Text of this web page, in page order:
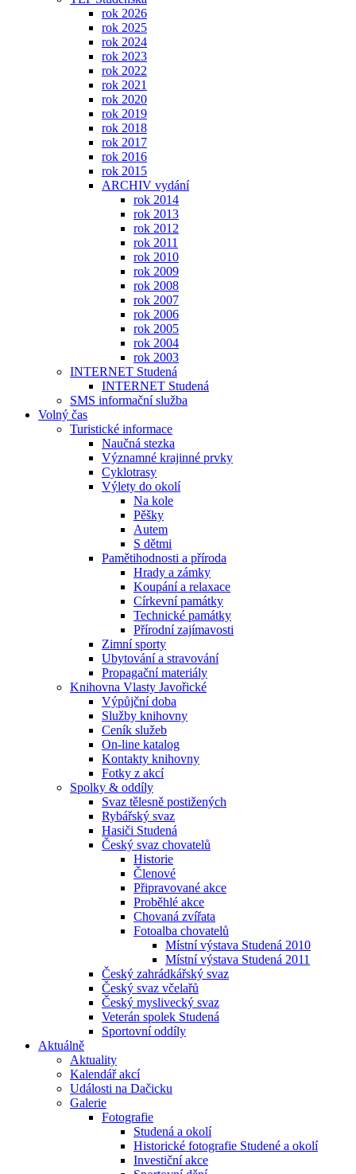
rok 2026
rok 2025
rok 2024
rok 2023
rok 2022
rok 2021
rok 2020
rok 2019
rok 2018
rok 2017
rok 2016
rok 2015
ARCHIV vydání
rok 2014
rok 2013
rok 2012
rok 2011
rok 2010
rok 2009
rok 2008
rok 2007
rok 2006
rok 2005
rok 2004
rok 2003
INTERNET Studená
INTERNET Studená
SMS informační služba
Volný čas
Turistické informace
Naučná stezka
Významné krajinné prvky
Cyklotrasy
Výlety do okolí
Na kole
Pěšky
Autem
S dětmi
Pamětihodnosti a příroda
Hrady a zámky
Koupání a relaxace
Církevní památky
Technické památky
Přírodní zajímavosti
Zimní sporty
Ubytování a stravování
Propagační materiály
Knihovna Vlasty Javořické
Výpůjční doba
Služby knihovny
Ceník služeb
On-line katalog
Kontakty knihovny
Fotky z akcí
Spolky & oddíly
Svaz tělesně postižených
Rybářský svaz
Hasiči Studená
Český svaz chovatelů
Historie
Členové
Připravované akce
Proběhlé akce
Chovaná zvířata
Fotoalba chovatelů
Místní výstava Studená 2010
Místní výstava Studená 2011
Český zahrádkářský svaz
Český svaz včelařů
Český myslivecký svaz
Veterán spolek Studená
Sportovní oddíly
Aktuálně
Aktuality
Kalendář akcí
Události na Dačicku
Galerie
Fotografie
Studená a okolí
Historické fotografie Studené a okolí
Investiční akce